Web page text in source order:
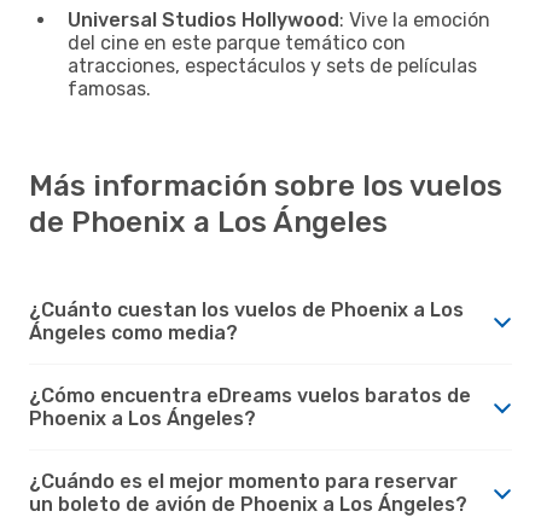
Universal Studios Hollywood: Vive la emoción
del cine en este parque temático con
atracciones, espectáculos y sets de películas
famosas.
Más información sobre los vuelos
de Phoenix a Los Ángeles
¿Cuánto cuestan los vuelos de Phoenix a Los
Ángeles como media?
¿Cómo encuentra eDreams vuelos baratos de
Phoenix a Los Ángeles?
¿Cuándo es el mejor momento para reservar
un boleto de avión de Phoenix a Los Ángeles?